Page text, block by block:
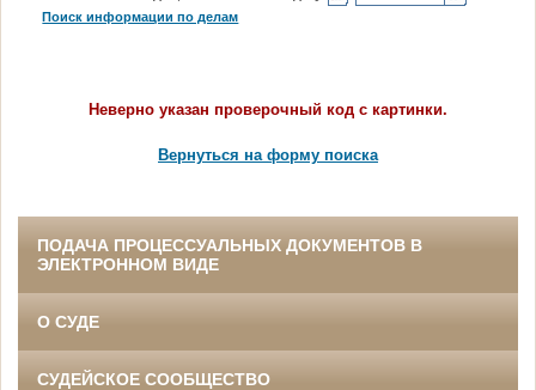
Поиск информации по делам
Неверно указан проверочный код с картинки.
Вернуться на форму поиска
ПОДАЧА ПРОЦЕССУАЛЬНЫХ ДОКУМЕНТОВ В
ЭЛЕКТРОННОМ ВИДЕ
О СУДЕ
СУДЕЙСКОЕ СООБЩЕСТВО